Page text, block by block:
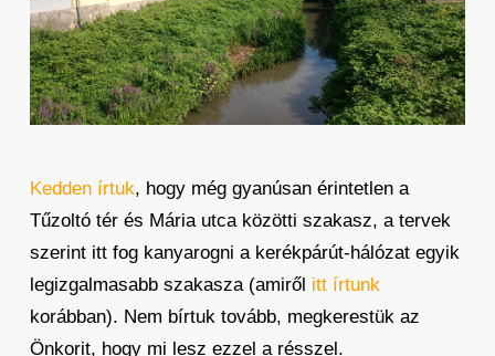
Kedden írtuk, hogy még gyanúsan érintetlen a
Tűzoltó tér és Mária utca közötti szakasz, a tervek
szerint itt fog kanyarogni a kerékpárút-hálózat egyik
legizgalmasabb szakasza (amiről itt írtunk
korábban). Nem bírtuk tovább, megkerestük az
Önkorit, hogy mi lesz ezzel a résszel.